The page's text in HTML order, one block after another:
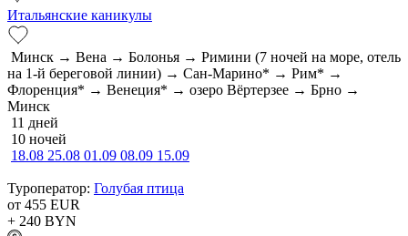
Итальянские каникулы
Минск → Вена → Болонья → Римини (7 ночей на море, отель
на 1-й береговой линии) → Сан-Марино* → Рим* →
Флоренция* → Венеция* → озеро Вёртерзее → Брно →
Минск
11 дней
10 ночей
18.08 25.08 01.09 08.09 15.09
Туроператор: Голубая птица
от 455 EUR
+ 240 BYN